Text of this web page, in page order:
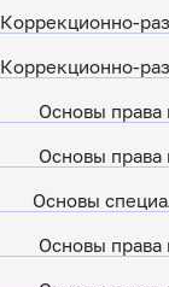
Коррекционно-
Коррекционно-
Основы права
Основы права
Основы
Основы права